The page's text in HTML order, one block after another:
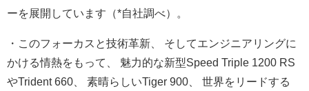
ーを展開しています（*自社調べ）。
・このフォーカスと技術革新、 そしてエンジニアリングに
かける情熱をもって、 魅力的な新型Speed Triple 1200 RS
やTrident 660、 素晴らしいTiger 900、 世界をリードする